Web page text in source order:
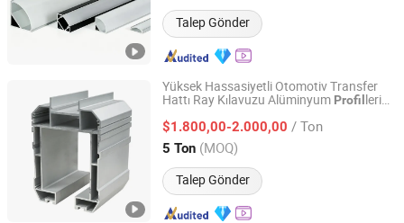
Talep Gönder
Yüksek Hassasiyetli Otomotiv Transfer
Hattı Ray Kılavuzu Alüminyum Profil leri
$1.800,00-2.000,00 / Ton
5 Ton (MOQ)
Talep Gönder
GUANGZHOU HOMI ALUMINIUM CO., LTD
Guangdong, China Fiyat 2019